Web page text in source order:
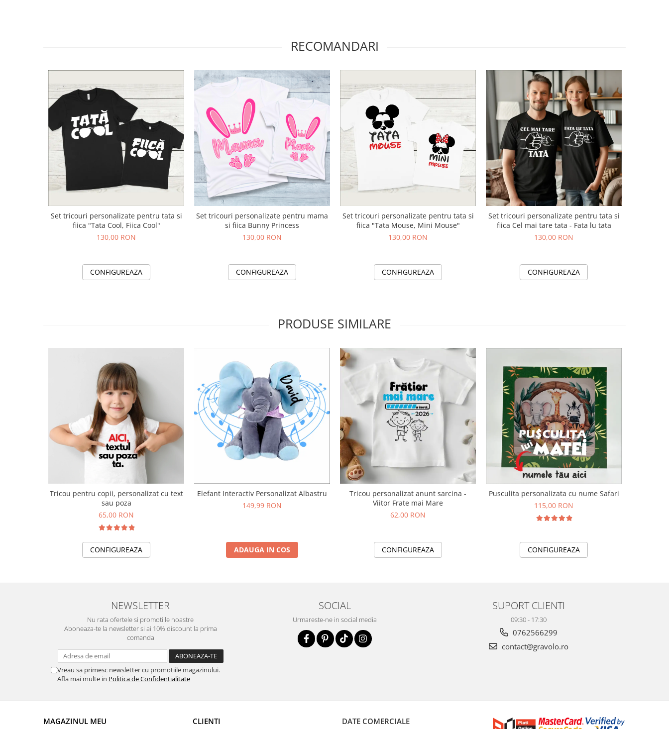
RECOMANDARI
Set tricouri personalizate pentru tata si
fiica "Tata Cool, Fiica Cool"
130,00 RON
CONFIGUREAZA
Set tricouri personalizate pentru mama
si fiica Bunny Princess
130,00 RON
CONFIGUREAZA
Set tricouri personalizate pentru tata si
fiica "Tata Mouse, Mini Mouse"
130,00 RON
CONFIGUREAZA
Set tricouri personalizate pentru tata si
fiica Cel mai tare tata - Fata lu tata
130,00 RON
CONFIGUREAZA
PRODUSE SIMILARE
Tricou pentru copii, personalizat cu text
sau poza
65,00 RON
CONFIGUREAZA
Elefant Interactiv Personalizat Albastru
149,99 RON
ADAUGA IN COS
Tricou personalizat anunt sarcina -
Viitor Frate mai Mare
62,00 RON
CONFIGUREAZA
Pusculita personalizata cu nume Safari
115,00 RON
CONFIGUREAZA
NEWSLETTER
Nu rata ofertele si promotiile noastre
Aboneaza-te la newsletter si ai 10% discount la prima
comanda
Vreau sa primesc newsletter cu promotiile magazinului.
Afla mai multe in Politica de Confidentialitate
SOCIAL
Urmareste-ne in social media
SUPORT CLIENTI
09:30 - 17:30
0762566299
contact@gravolo.ro
MAGAZINUL MEU CLIENTI DATE COMERCIALE